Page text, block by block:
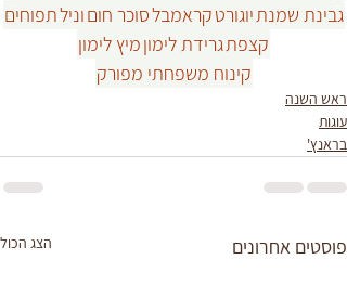
גבינת שמנת יוגורטקראמבלסוכר חוםונילתפוחים
קצפתגרידת לימוןמיץ לימון
קינוח משפחתי מפורק
ראש השנה
עוגות
בראנץ'
פוסטים אחרונים הצג הכול